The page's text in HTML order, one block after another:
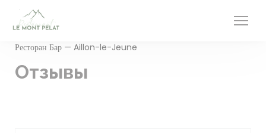
Панель управления cookies
Ресторан Бар — Aillon-le-Jeune
Отзывы